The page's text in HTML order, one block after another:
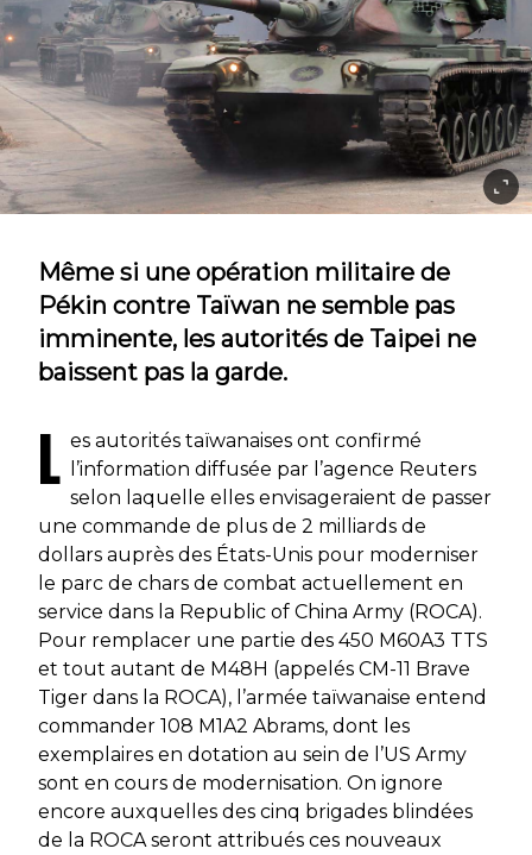
Même si une opération militaire de
Pékin contre Taïwan ne semble pas
imminente, les autorités de Taipei ne
baissent pas la garde.
L es autorités taïwanaises ont confirmé
l’information diffusée par l’agence Reuters
selon laquelle elles envisageraient de passer
une commande de plus de 2 milliards de
dollars auprès des États-Unis pour moderniser
le parc de chars de combat actuellement en
service dans la Republic of China Army (ROCA).
Pour remplacer une partie des 450 M60A3 TTS
et tout autant de M48H (appelés CM-11 Brave
Tiger dans la ROCA), l’armée taïwanaise entend
commander 108 M1A2 Abrams, dont les
exemplaires en dotation au sein de l’US Army
sont en cours de modernisation. On ignore
encore auxquelles des cinq brigades blindées
de la ROCA seront attribués ces nouveaux